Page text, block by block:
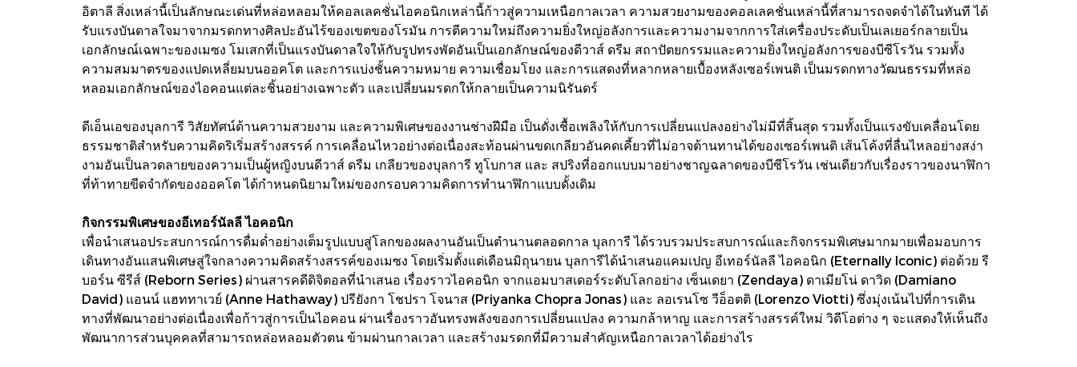
อิตาลี สิ่งเหล่านี้เป็นลักษณะเด่นที่หล่อหลอมให้คอลเลคชั่นไอคอนิกเหล่านี้ก้าวสู่ความเหนือกาลเวลา ความสวยงามของคอลเลคชั่นเหล่านี้ที่สามารถจดจำได้ในทันที ได้
รับแรงบันดาลใจมาจากมรดกทางศิลปะอันไร้ของเขตของโรมัน การตีความใหม่ถึงความยิ่งใหญ่อลังการและความงามจากการใส่เครื่องประดับเป็นเลเยอร์กลายเป็น
เอกลักษณ์เฉพาะของเมซง โมเสกที่เป็นแรงบันดาลใจให้กับรูปทรงพัดอันเป็นเอกลักษณ์ของดีวาส์ ดรีม สถาปัตยกรรมและความยิ่งใหญ่อลังการของบีซีโรวัน รวมทั้ง
ความสมมาตรของแปดเหลี่ยมบนออคโต และการแบ่งชั้นความหมาย ความเชื่อมโยง และการแสดงที่หลากหลายเบื้องหลังเซอร์เพนติ เป็นมรดกทางวัฒนธรรมที่หล่อ
หลอมเอกลักษณ์ของไอคอนแต่ละชิ้นอย่างเฉพาะตัว และเปลี่ยนมรดกให้กลายเป็นความนิรันดร์
ดีเอ็นเอของบุลการี วิสัยทัศน์ด้านความสวยงาม และความพิเศษของงานช่างฝีมือ เป็นดั่งเชื้อเพลิงให้กับการเปลี่ยนแปลงอย่างไม่มีที่สิ้นสุด รวมทั้งเป็นแรงขับเคลื่อนโดย
ธรรมชาติสำหรับความคิดริเริ่มสร้างสรรค์ การเคลื่อนไหวอย่างต่อเนื่องสะท้อนผ่านขดเกลียวอันคดเคี้ยวที่ไม่อาจต้านทานได้ของเซอร์เพนติ เส้นโค้งที่ลื่นไหลอย่างสง่า
งามอันเป็นลวดลายของความเป็นผู้หญิงบนดีวาส์ ดรีม เกลียวของบุลการี ทูโบกาส และ สปริงที่ออกแบบมาอย่างชาญฉลาดของบีซีโรวัน เช่นเดียวกับเรื่องราวของนาฬิกา
ที่ท้าทายขีดจำกัดของออคโต ได้กำหนดนิยามใหม่ของกรอบความคิดการทำนาฬิกาแบบดั้งเดิม
กิจกรรมพิเศษของอีเทอร์นัลลี ไอคอนิก
เพื่อนำเสนอประสบการณ์การดื่มด่ำอย่างเต็มรูปแบบสู่โลกของผลงานอันเป็นตำนานตลอดกาล บุลการี ได้รวบรวมประสบการณ์และกิจกรรมพิเศษมากมายเพื่อมอบการ
เดินทางอันแสนพิเศษสู่ใจกลางความคิดสร้างสรรค์ของเมซง โดยเริ่มตั้งแต่เดือนมิถุนายน บุลการีได้นำเสนอแคมเปญ อีเทอร์นัลลี ไอคอนิก (Eternally Iconic) ต่อด้วย รี
บอร์น ซีรีส์ (Reborn Series) ผ่านสารคดีดิจิตอลที่นำเสนอ เรื่องราวไอคอนิก จากแอมบาสเดอร์ระดับโลกอย่าง เซ็นเดยา (Zendaya) ดาเมียโน่ ดาวิด (Damiano
David) แอนน์ แฮททาเวย์ (Anne Hathaway) ปรียังกา โชปรา โจนาส (Priyanka Chopra Jonas) และ ลอเรนโซ วีอ็อตติ (Lorenzo Viotti) ซึ่งมุ่งเน้นไปที่การเดิน
ทางที่พัฒนาอย่างต่อเนื่องเพื่อก้าวสู่การเป็นไอคอน ผ่านเรื่องราวอันทรงพลังของการเปลี่ยนแปลง ความกล้าหาญ และการสร้างสรรค์ใหม่ วิดีโอต่าง ๆ จะแสดงให้เห็นถึง
พัฒนาการส่วนบุคคลที่สามารถหล่อหลอมตัวตน ข้ามผ่านกาลเวลา และสร้างมรดกที่มีความสำคัญเหนือกาลเวลาได้อย่างไร